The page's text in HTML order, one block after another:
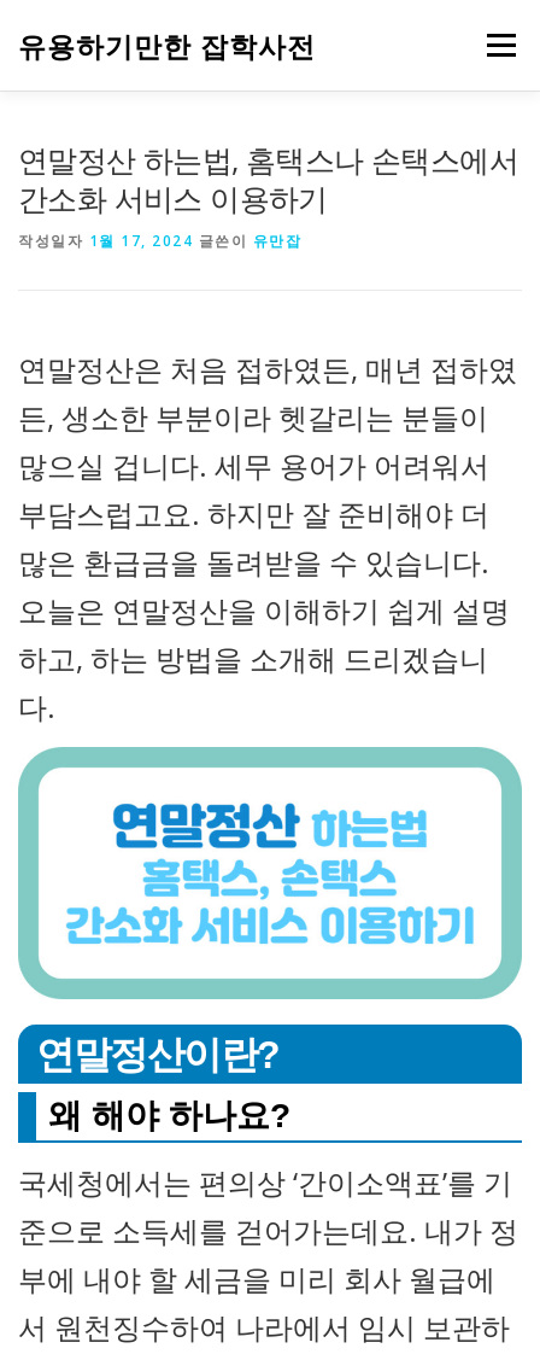
유용하기만한 잡학사전 메뉴
연말정산 하는법, 홈택스나 손택스에서
간소화 서비스 이용하기
작성일자 1월 17, 2024 글쓴이 유만잡
연말정산은 처음 접하였든, 매년 접하였
든, 생소한 부분이라 헷갈리는 분들이
많으실 겁니다. 세무 용어가 어려워서
부담스럽고요. 하지만 잘 준비해야 더
많은 환급금을 돌려받을 수 있습니다.
오늘은 연말정산을 이해하기 쉽게 설명
하고, 하는 방법을 소개해 드리겠습니
다.
연말정산이란?
왜 해야 하나요?
국세청에서는 편의상 ‘간이소액표’를 기
준으로 소득세를 걷어가는데요. 내가 정
부에 내야 할 세금을 미리 회사 월급에
서 원천징수하여 나라에서 임시 보관하